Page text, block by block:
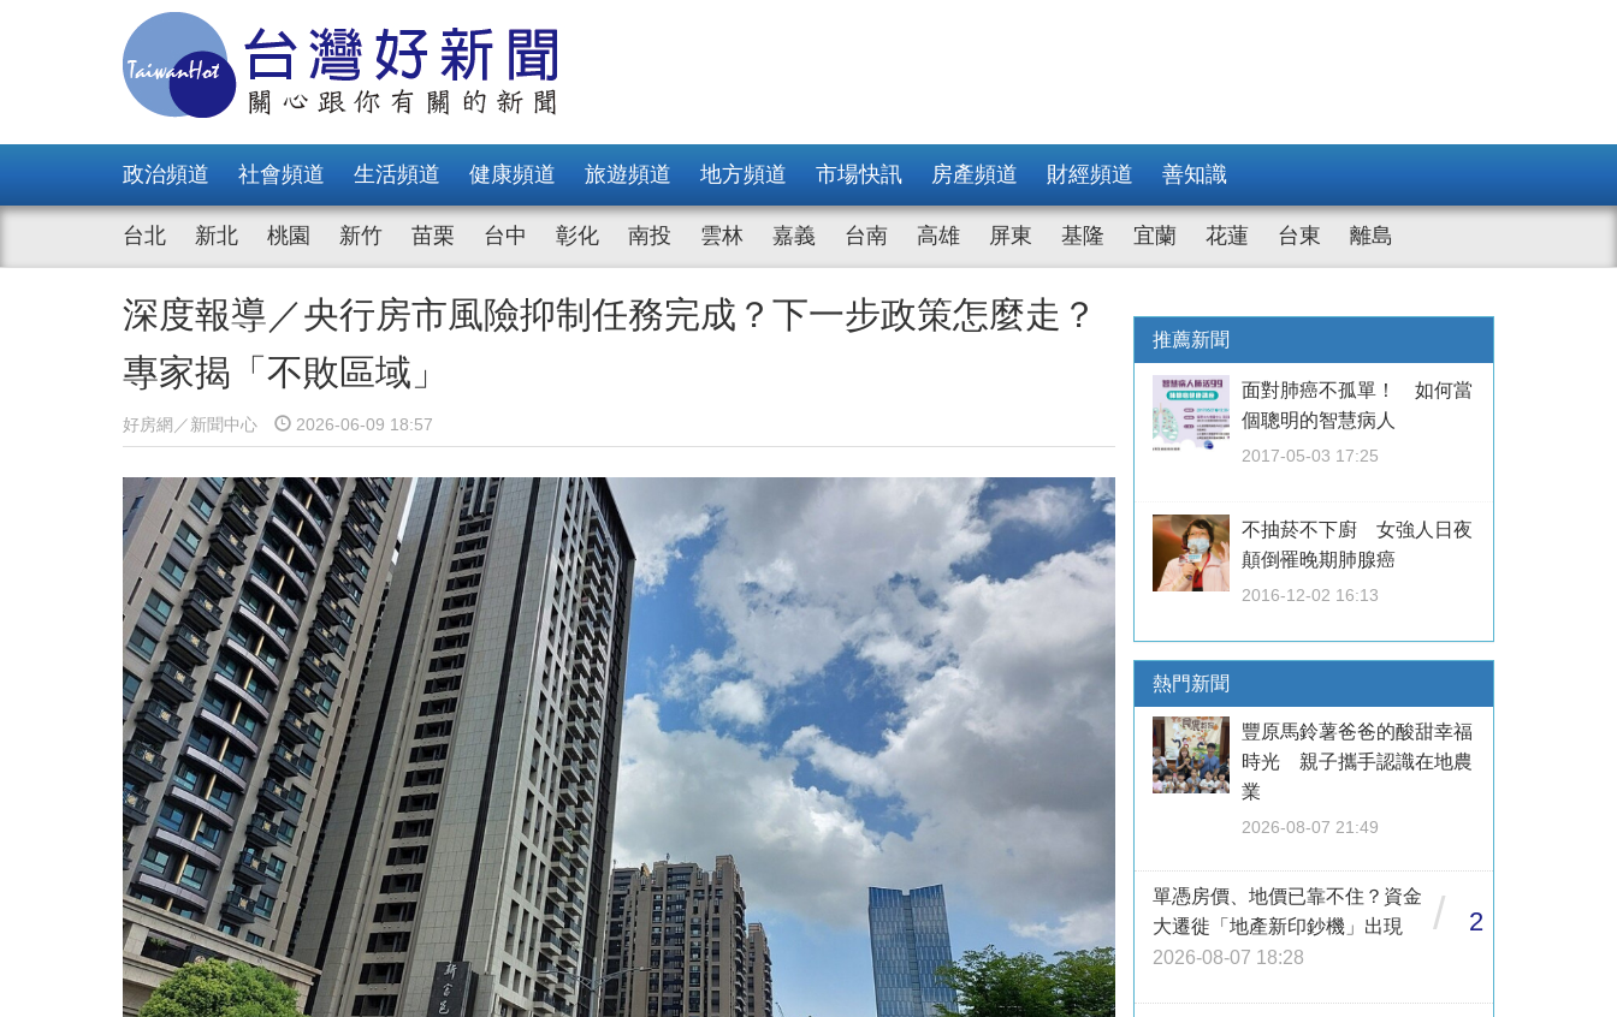
政治頻道 社會頻道 生活頻道 健康頻道 旅遊頻道 地方頻道 市場快訊 房產頻道 財經頻道 善知識
台北 新北 桃園 新竹 苗栗 台中 彰化 南投 雲林 嘉義 台南 高雄 屏東 基隆 宜蘭 花蓮 台東 離島
深度報導／央行房市風險抑制任務完成？下一步政策怎麼走？
專家揭「不敗區域」
好房網／新聞中心 2026-06-09 18:57
推薦新聞
面對肺癌不孤單！ 如何當
個聰明的智慧病人
2017-05-03 17:25
不抽菸不下廚 女強人日夜
顛倒罹晚期肺腺癌
2016-12-02 16:13
熱門新聞
豐原馬鈴薯爸爸的酸甜幸福
時光 親子攜手認識在地農
業
2026-08-07 21:49
單憑房價、地價已靠不住？資金
大遷徙「地產新印鈔機」出現
2026-08-07 18:28
/ 2